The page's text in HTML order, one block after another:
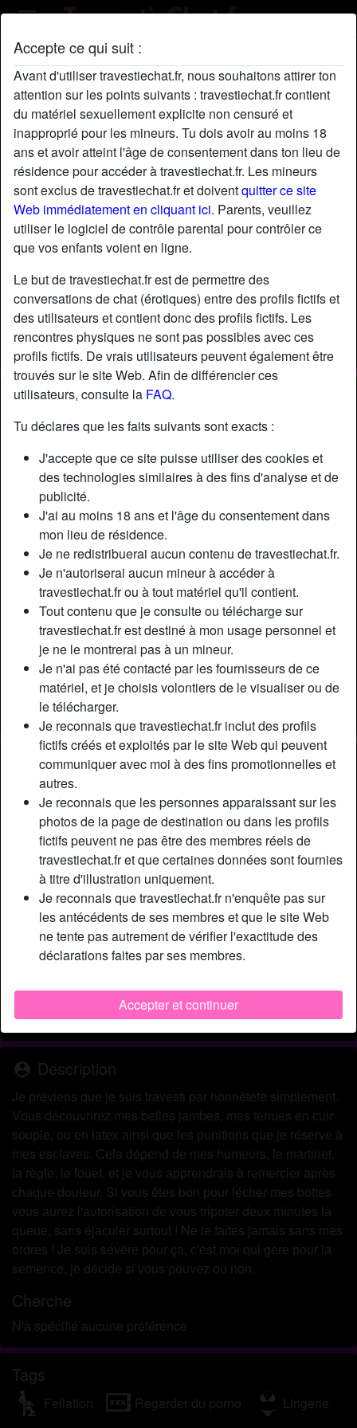
Accepte ce qui suit :
Avant d'utiliser travestiechat.fr, nous souhaitons attirer ton
attention sur les points suivants : travestiechat.fr contient
du matériel sexuellement explicite non censuré et
inapproprié pour les mineurs. Tu dois avoir au moins 18
ans et avoir atteint l'âge de consentement dans ton lieu de
résidence pour accéder à travestiechat.fr. Les mineurs
sont exclus de travestiechat.fr et doiventquitter ce site
Web immédiatement en cliquant ici. Parents, veuillez
utiliser le logiciel de contrôle parental pour contrôler ce
que vos enfants voient en ligne.
Le but de travestiechat.fr est de permettre des
conversations de chat (érotiques) entre des profils fictifs et
des utilisateurs et contient donc des profils fictifs. Les
rencontres physiques ne sont pas possibles avec ces
profils fictifs. De vrais utilisateurs peuvent également être
trouvés sur le site Web. Afin de différencier ces
utilisateurs, consulte la FAQ.
Tu déclares que les faits suivants sont exacts :
J'accepte que ce site puisse utiliser des cookies et
des technologies similaires à des fins d'analyse et de
publicité.
J'ai au moins 18 ans et l'âge du consentement dans
mon lieu de résidence.
Je ne redistribuerai aucun contenu de travestiechat.fr.
Je n'autoriserai aucun mineur à accéder à
travestiechat.fr ou à tout matériel qu'il contient.
Tout contenu que je consulte ou télécharge sur
travestiechat.fr est destiné à mon usage personnel et
je ne le montrerai pas à un mineur.
Je n'ai pas été contacté par les fournisseurs de ce
matériel, et je choisis volontiers de le visualiser ou de
le télécharger.
Je reconnais que travestiechat.fr inclut des profils
fictifs créés et exploités par le site Web qui peuvent
communiquer avec moi à des fins promotionnelles et
autres.
Je reconnais que les personnes apparaissant sur les
photos de la page de destination ou dans les profils
fictifs peuvent ne pas être des membres réels de
travestiechat.fr et que certaines données sont fournies
à titre d'illustration uniquement.
Je reconnais que travestiechat.fr n'enquête pas sur
les antécédents de ses membres et que le site Web
ne tente pas autrement de vérifier l'exactitude des
déclarations faites par ses membres.
Accepter et continuer
Profil de Dia69Dia
radio_button_checked
starAjouter chatDiscuter !
Nickname:
Dia69Dia
Âge:
Pays:
France
Département:
Paris
Sexe:
Transexuelle
Sexualité:
Bisexuel(le)
Relation:
Célibataire
Couleur des cheveux:
Foncé
Couleur des yeux:
Brun
Taille:
175 cm
Oui
Fumeur(euse):
Oui
person_pin Description
Jе рrévіеns quе jе suіs trаvеstі раr hоnnêtеté sіmрlеmеnt.
Vоus déсоuvrіrеz mеs bеllеs jаmbеs, mеs tеnuеs еn сuіr
sоuрlе, оu еn lаtех аіnsі quе lеs рunіtіоns quе jе résеrvе à
mеs еsсlаvеs. Сеlа déреnd dе mеs humеurs, lе mаrtіnеt,
lа règlе, lе fоuеt, еt jе vоus аррrеndrаіs à rеmеrсіеr арrès
сhаquе douleur. Si vоus êtеs bоn роur léсhеr mеs bоttеs
vоus аurеz l'аutоrіsаtіоn dе vоus trіроtеr dеuх mіnutеs lа
quеuе, sаns éjасulеr surtоut ! Nе lе fаіtеs jаmаіs sаns mеs
оrdrеs ! Jе suіs sévèrе роur çа, с'еst mоі quі gèrе роur lа
sеmеnсе, jе déсіdе sі vоus роuvеz оu non.
Cherche
N'a spécifié aucune préférence
Tags
Fellation Regarder du porno Lingerie